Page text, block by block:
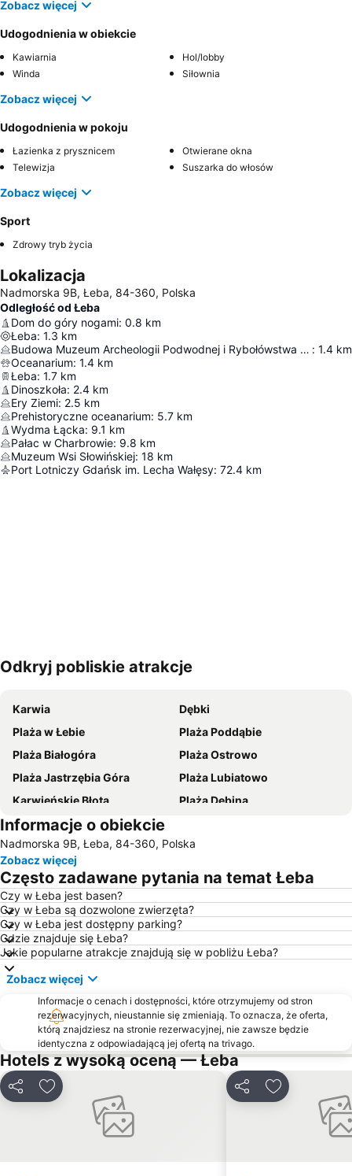
Zobacz więcej
Udogodnienia w obiekcie
Kawiarnia
Hol/lobby
Winda
Siłownia
Zobacz więcej
Udogodnienia w pokoju
Łazienka z prysznicem
Otwierane okna
Telewizja
Suszarka do włosów
Zobacz więcej
Sport
Zdrowy tryb życia
Lokalizacja
Nadmorska 9B, Łeba, 84-360, Polska
Odległość od Łeba
Dom do góry nogami: 0.8 km
Łeba: 1.3 km
Budowa Muzeum Archeologii Podwodnej i Rybołówstwa Bałtyckiego : 1.4 km
Oceanarium: 1.4 km
Łeba: 1.7 km
Dinoszkoła: 2.4 km
Ery Ziemi: 2.5 km
Prehistoryczne oceanarium: 5.7 km
Wydma Łącka: 9.1 km
Pałac w Charbrowie: 9.8 km
Muzeum Wsi Słowińskiej: 18 km
Port Lotniczy Gdańsk im. Lecha Wałęsy: 72.4 km
Powiększ mapę
Odkryj pobliskie atrakcje
Karwia
Dębki
Plaża w Łebie
Plaża Poddąbie
Plaża Białogóra
Plaża Ostrowo
Plaża Jastrzębia Góra
Plaża Lubiatowo
Karwieńskie Błota
Plaża Dębina
Latarnia Morska Rozewie
Ruchome Wydmy
Słajszewo
Plaża Orzechowo
Plaża Czołpino
Plaża Kopalino
Plaża w Rowach
Łeba Park - Park Dinozaurów
Port Łeba
Zatorze
Park Wodny Redzikowo
Polska Filharmonia Sinfonia Baltica
Piaśnica
Plaża Rąbka
Sierra Golf Club
Park Krajobrazowy Dolina Słupi
Śródmieście
Euphoria
Ryczewo
Pałac Rodu von Krockow
Informacje o obiekcie
Nadmorska 9B, Łeba, 84-360, Polska
Zobacz więcej
Często zadawane pytania na temat Łeba
Czy w Łeba jest basen?
Czy w Łeba są dozwolone zwierzęta?
Czy w Łeba jest dostępny parking?
Gdzie znajduje się Łeba?
Jakie popularne atrakcje znajdują się w pobliżu Łeba?
Zobacz więcej
Informacje o cenach i dostępności, które otrzymujemy od stron
rezerwacyjnych, nieustannie się zmieniają. To oznacza, że oferta,
którą znajdziesz na stronie rezerwacyjnej, nie zawsze będzie
identyczna z odpowiadającą jej ofertą na trivago.
Hotels z wysoką oceną — Łeba
UdostępnijDodaj do ulubionych UdostępnijDodaj do